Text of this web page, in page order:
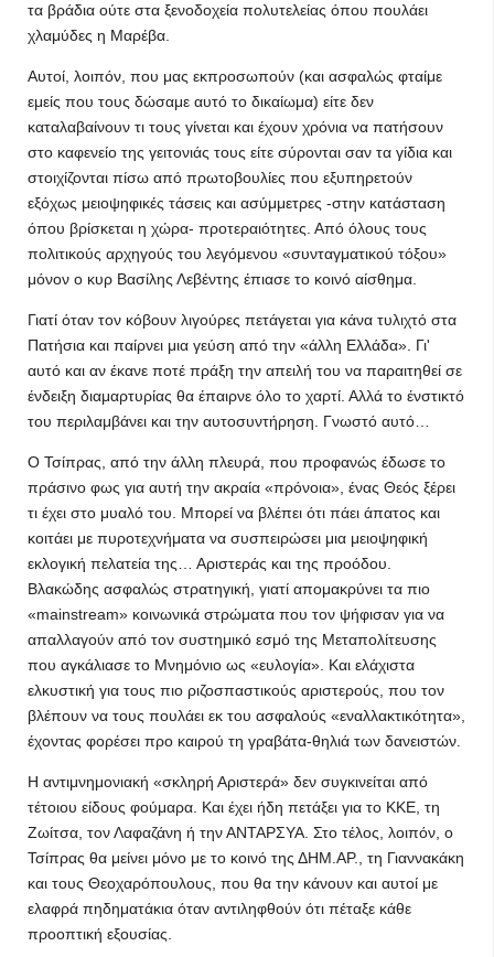
τα βράδια ούτε στα ξενοδοχεία πολυτελείας όπου πουλάει
χλαμύδες η Μαρέβα.
Αυτοί, λοιπόν, που μας εκπροσωπούν (και ασφαλώς φταίμε
εμείς που τους δώσαμε αυτό το δικαίωμα) είτε δεν
καταλαβαίνουν τι τους γίνεται και έχουν χρόνια να πατήσουν
στο καφενείο της γειτονιάς τους είτε σύρονται σαν τα γίδια και
στοιχίζονται πίσω από πρωτοβουλίες που εξυπηρετούν
εξόχως μειοψηφικές τάσεις και ασύμμετρες -στην κατάσταση
όπου βρίσκεται η χώρα- προτεραιότητες. Από όλους τους
πολιτικούς αρχηγούς του λεγόμενου «συνταγματικού τόξου»
μόνον ο κυρ Βασίλης Λεβέντης έπιασε το κοινό αίσθημα.
Γιατί όταν τον κόβουν λιγούρες πετάγεται για κάνα τυλιχτό στα
Πατήσια και παίρνει μια γεύση από την «άλλη Ελλάδα». Γι'
αυτό και αν έκανε ποτέ πράξη την απειλή του να παραιτηθεί σε
ένδειξη διαμαρτυρίας θα έπαιρνε όλο το χαρτί. Αλλά το ένστικτό
του περιλαμβάνει και την αυτοσυντήρηση. Γνωστό αυτό…
Ο Τσίπρας, από την άλλη πλευρά, που προφανώς έδωσε το
πράσινο φως για αυτή την ακραία «πρόνοια», ένας Θεός ξέρει
τι έχει στο μυαλό του. Μπορεί να βλέπει ότι πάει άπατος και
κοιτάει με πυροτεχνήματα να συσπειρώσει μια μειοψηφική
εκλογική πελατεία της… Αριστεράς και της προόδου.
Βλακώδης ασφαλώς στρατηγική, γιατί απομακρύνει τα πιο
«mainstream» κοινωνικά στρώματα που τον ψήφισαν για να
απαλλαγούν από τον συστημικό εσμό της Μεταπολίτευσης
που αγκάλιασε το Μνημόνιο ως «ευλογία». Και ελάχιστα
ελκυστική για τους πιο ριζοσπαστικούς αριστερούς, που τον
βλέπουν να τους πουλάει εκ του ασφαλούς «εναλλακτικότητα»,
έχοντας φορέσει προ καιρού τη γραβάτα-θηλιά των δανειστών.
Η αντιμνημονιακή «σκληρή Αριστερά» δεν συγκινείται από
τέτοιου είδους φούμαρα. Και έχει ήδη πετάξει για το ΚΚΕ, τη
Ζωίτσα, τον Λαφαζάνη ή την ΑΝΤΑΡΣΥΑ. Στο τέλος, λοιπόν, ο
Τσίπρας θα μείνει μόνο με το κοινό της ΔΗΜ.ΑΡ., τη Γιαννακάκη
και τους Θεοχαρόπουλους, που θα την κάνουν και αυτοί με
ελαφρά πηδηματάκια όταν αντιληφθούν ότι πέταξε κάθε
προοπτική εξουσίας.